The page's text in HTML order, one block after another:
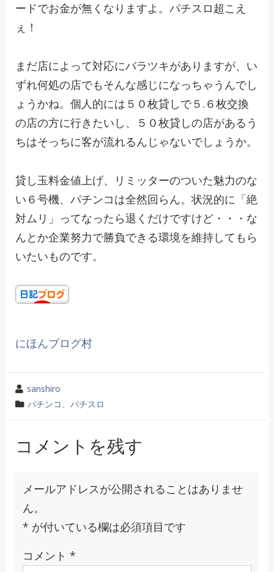
ードでお金が無くなりますよ。パチスロ超こえ
ぇ！
まだ店によって対応にバラツキがありますが、い
ずれ何処の店でもそんな感じになっちゃうんでし
ょうかね。個人的には５０枚貸しで５.６枚交換
の店の方に行きたいし、５０枚貸しの店があるう
ちはそっちに客が流れるんじゃないでしょうか。
貸し玉料金値上げ、リミッターのついた魅力のな
い６号機、パチンコは全然回らん。状況的に「絶
対ムリ」ってなったら退くだけですけど・・・な
んとか企業努力で勝負できる環境を維持してもら
いたいものです。
にほんブログ村
投
稿
者
sanshiro
カ
テ
リ
パチンコ、パチスロ
コメントを残す
メールアドレスが公開されることはありませ
ん。
* が付いている欄は必須項目です
コメント *